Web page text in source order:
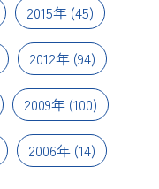
2015年(45)
2012年 (94)
2009年(100)
2006年(14)